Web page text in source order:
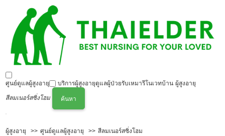
ศูนย์ดูแลผู้สูงอายุ บริการผู้สูงอายุดูแลผู้ป่วยรับเหมารีโนเวทบ้าน ผู้สูงอายุ
สีลมเนอร์สซิ่งโฮม
ค้นหา
ผู้สูงอายุ ศูนย์ดูแลผู้สูงอายุ สีลมเนอร์สซิ่งโฮม